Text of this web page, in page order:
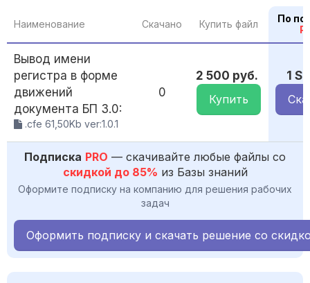
Наименование Скачано Купить файл
По
Вывод имени
регистра в форме
движений
документа БП 3.0:
.cfe 61,50Kb ver:1.0.1
0
2 500 руб.
Купить
1
Подписка PRO — скачивайте любые файлы со
скидкой до 85% из Базы знаний
Оформите подписку на компанию для решения рабочих
задач
Оформить подписку и скачать решение со